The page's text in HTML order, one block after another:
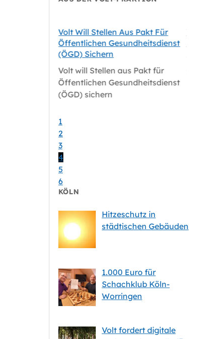
Volt Will Stellen Aus Pakt Für
Öffentlichen Gesundheitsdienst
(ÖGD) Sichern
Volt will Stellen aus Pakt für
Öffentlichen Gesundheitsdienst
(ÖGD) sichern
Volt-
1
2
3
4
5
6
KÖLN
Hitzeschutz in
städtischen Gebäuden
1.000 Euro für
Schachklub Köln-
Worringen
Volt fordert digitale